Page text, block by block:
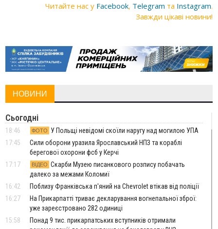
Читайте нас у Facebook, Telegram та Instagram.
Завжди цікаві новини!
НОВИНИ
Сьогодні
18:46 ФОТО
У Польщі невідомі скоїли наругу над могилою УПА
17:45
Сили оборони уразила Ярославський НПЗ та кораблі
берегової охорони фсб у Керчі
17:17
ВІДЕО Скарби Музею писанкового розпису побачать
далеко за межами Коломиї
16:42
Поблизу Франківська п'яний на Chevrolet втікав від поліції
16:27
На Прикарпатті триває декларування вогнепальної зброї:
уже зареєстровано 282 одиниці
15:58
Понад 9 тис. прикарпатських вступників отримали